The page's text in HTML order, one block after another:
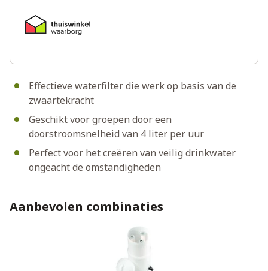
Effectieve waterfilter die werk op basis van de
zwaartekracht
Geschikt voor groepen door een
doorstroomsnelheid van 4 liter per uur
Perfect voor het creëren van veilig drinkwater
ongeacht de omstandigheden
Aanbevolen combinaties